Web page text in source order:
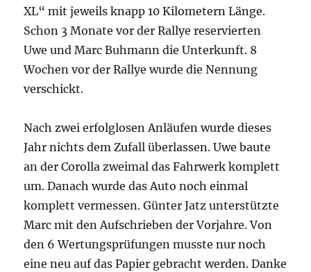
XL“ mit jeweils knapp 10 Kilometern Länge.
Schon 3 Monate vor der Rallye reservierten
Uwe und Marc Buhmann die Unterkunft. 8
Wochen vor der Rallye wurde die Nennung
verschickt.
Nach zwei erfolglosen Anläufen wurde dieses
Jahr nichts dem Zufall überlassen. Uwe baute
an der Corolla zweimal das Fahrwerk komplett
um. Danach wurde das Auto noch einmal
komplett vermessen. Günter Jatz unterstützte
Marc mit den Aufschrieben der Vorjahre. Von
den 6 Wertungsprüfungen musste nur noch
eine neu auf das Papier gebracht werden. Danke